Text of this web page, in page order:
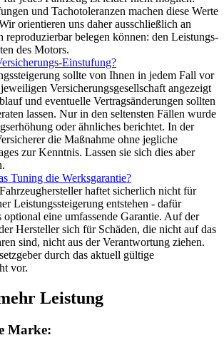
und Tachotoleranzen machen diese Werte
orientieren uns daher ausschließlich an
reproduzierbar belegen können: den Leistungs-
des Motors.
Einstufung?
sollte von Ihnen in jedem Fall vor
Versicherungsgesellschaft angezeigt
und eventuelle Vertragsänderungen sollten
lassen. Nur in den seltensten Fällen wurde
oder ähnliches berichtet. In der
die Maßnahme ohne jegliche
zur Kenntnis. Lassen sie sich dies aber
Tuning die Werksgarantie?
haftet sicherlich nicht für
Leistungssteigerung entstehen - dafür
optional eine umfassende Garantie. Auf der
Hersteller sich für Schäden, die nicht auf das
sind, nicht aus der Verantwortung ziehen.
durch das aktuell gültige
vor.
Leistung
Marke: